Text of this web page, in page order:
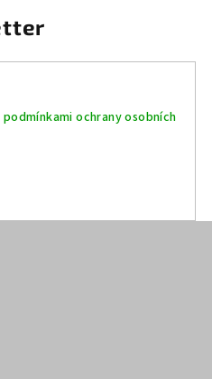
podmínkami ochrany osobních